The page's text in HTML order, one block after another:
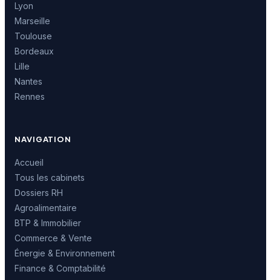
Lyon
Marseille
Toulouse
Bordeaux
Lille
Nantes
Rennes
NAVIGATION
Accueil
Tous les cabinets
Dossiers RH
Agroalimentaire
BTP & Immobilier
Commerce & Vente
Énergie & Environnement
Finance & Comptabilité